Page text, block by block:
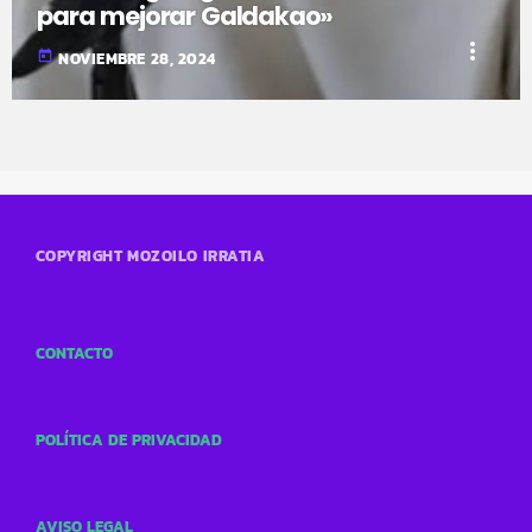
para mejorar Galdakao»
today NOVIEMBRE 28, 2024 more_vert
COPYRIGHT MOZOILO IRRATIA
CONTACTO
POLÍTICA DE PRIVACIDAD
AVISO LEGAL